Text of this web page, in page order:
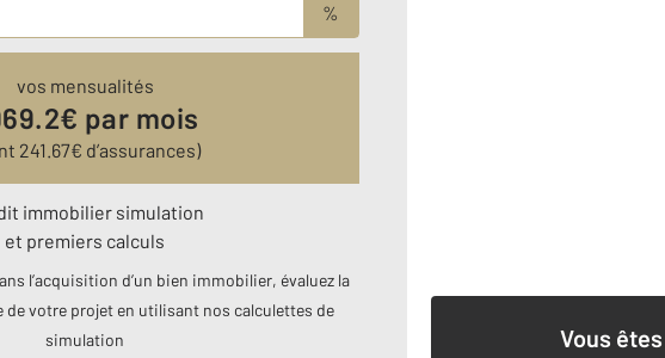
%
vos mensualités
€ par mois
241.67€ d’assurances)
immobilier simulation
et premiers calculs
l’acquisition d’un bien immobilier, évaluez la
votre projet en utilisant nos calculettes de
simulation
Vous